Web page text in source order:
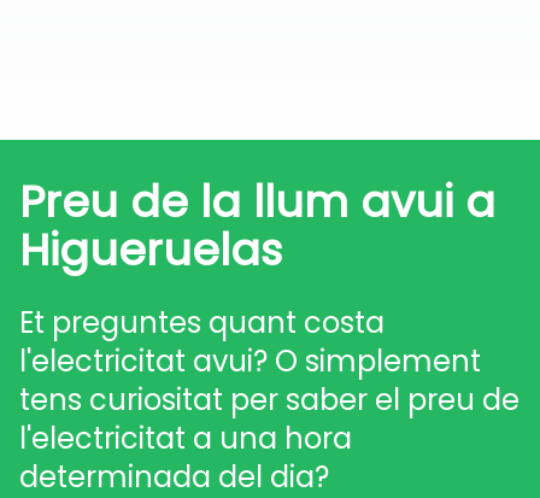
Preu de la llum avui a
Higueruelas
Et preguntes quant costa
l'electricitat avui? O simplement
tens curiositat per saber el preu de
l'electricitat a una hora
determinada del dia?